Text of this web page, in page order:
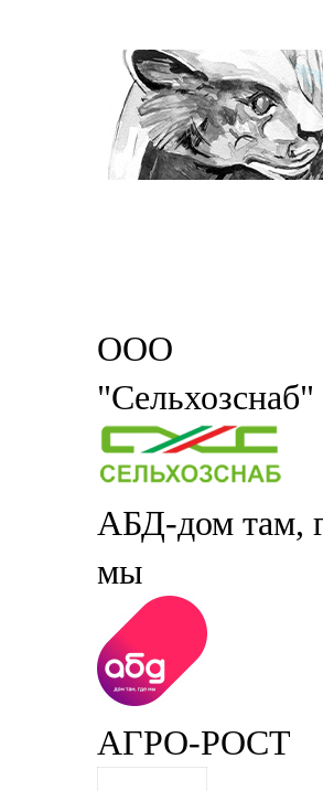
ООО
"Сельхозснаб"
АБД-дом там,
мы
АГРО-РОСТ